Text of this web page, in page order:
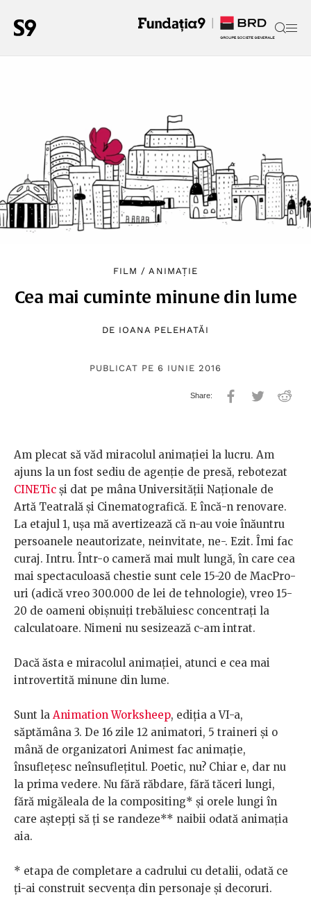
FILM /ANIMAȚIE
Cea mai cuminte minune din lume
DE IOANA PELEHATĂI
PUBLICAT PE 6 IUNIE 2016
Am plecat să văd miracolul animației la lucru. Am
ajuns la un fost sediu de agenție de presă, rebotezat
CINETic și dat pe mâna Universității Naționale de
Artă Teatrală și Cinematografică. E încă-n renovare.
La etajul 1, ușa mă avertizează că n-au voie înăuntru
persoanele neautorizate, neinvitate, ne-. Ezit. Îmi fac
curaj. Intru. Într-o cameră mai mult lungă, în care cea
mai spectaculoasă chestie sunt cele 15-20 de MacPro-
uri (adică vreo 300.000 de lei de tehnologie), vreo 15-
20 de oameni obișnuiți trebăluiesc concentrați la
calculatoare. Nimeni nu sesizează c-am intrat.
Dacă ăsta e miracolul animației, atunci e cea mai
introvertită minune din lume.
Sunt la Animation Worksheep, ediția a VI-a,
săptămâna 3. De 16 zile 12 animatori, 5 traineri și o
mână de organizatori Animest fac animație,
însuflețesc neînsuflețitul. Poetic, nu? Chiar e, dar nu
la prima vedere. Nu fără răbdare, fără tăceri lungi,
fără migăleala de la compositing* și orele lungi în
care aștepți să ți se randeze** naibii odată animația
aia.
* etapa de completare a cadrului cu detalii, odată ce
ți-ai construit secvența din personaje și decoruri.